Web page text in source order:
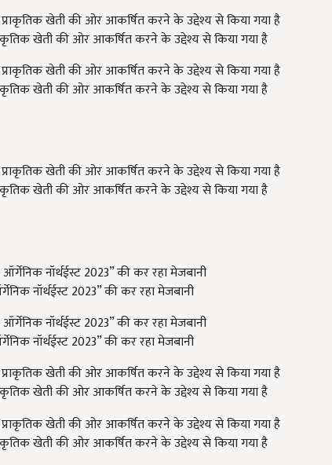
खेती की ओर आकर्षित करने के उद्देश्य से किया गया है
खेती की ओर आकर्षित करने के उद्देश्य से किया गया है
खेती की ओर आकर्षित करने के उद्देश्य से किया गया है
नॉर्थईस्ट 2023” की कर रहा मेजबानी
नॉर्थईस्ट 2023” की कर रहा मेजबानी
खेती की ओर आकर्षित करने के उद्देश्य से किया गया है
खेती की ओर आकर्षित करने के उद्देश्य से किया गया है